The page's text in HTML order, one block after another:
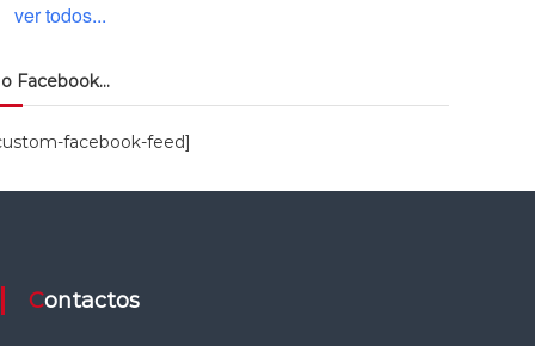
ver todos...
Facebook…
facebook-feed]
Contactos